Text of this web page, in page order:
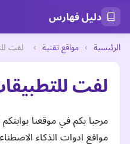
دليل فهارس
الرئيسية › مواقع تقنية › لفت
لفت
مرحبا بكم في موقعنا
مواقع ادوات الذكاء